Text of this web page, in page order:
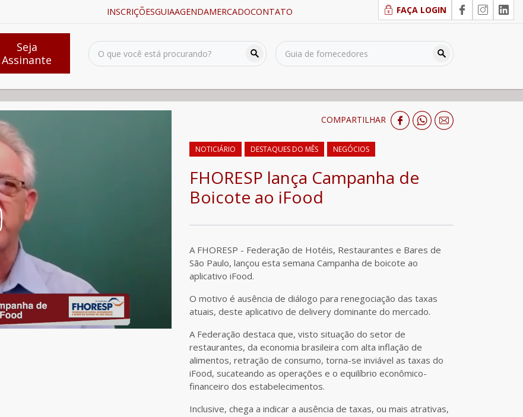
INSCRIÇÕESGUIAAGENDAMERCADOCONTATO FAÇA LOGIN
Seja
Assinante
COMPARTILHAR
NOTICIÁRIO DESTAQUES DO MÊS NEGÓCIOS
FHORESP lança Campanha de
Boicote ao iFood
A FHORESP - Federação de Hotéis, Restaurantes e Bares de
São Paulo, lançou esta semana Campanha de boicote ao
aplicativo iFood.
O motivo é ausência de diálogo para renegociação das taxas
atuais, deste aplicativo de delivery dominante do mercado.
A Federação destaca que, visto situação do setor de
restaurantes, da economia brasileira com alta inflação de
alimentos, retração de consumo, torna-se inviável as taxas do
iFood, sucateando as operações e o equilíbrio econômico-
financeiro dos estabelecimentos.
Inclusive, chega a indicar a ausência de taxas, ou mais atrativas,